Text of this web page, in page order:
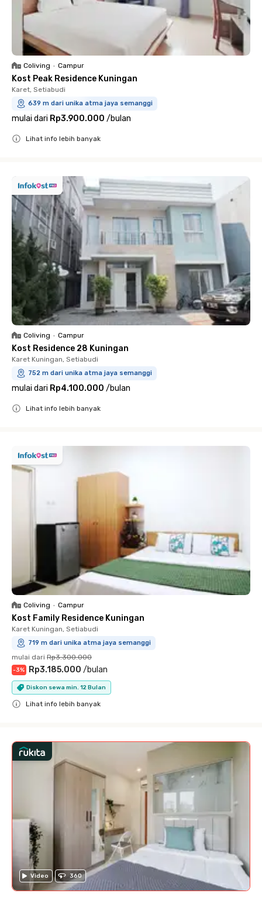
Coliving • Campur
Kost Peak Residence Kuningan
Karet, Setiabudi
639 m dari unika atma jaya semanggi
mulai dari Rp3.900.000 /bulan
Lihat info lebih banyak
Coliving • Campur
Kost Residence 28 Kuningan
Karet Kuningan, Setiabudi
752 m dari unika atma jaya semanggi
mulai dari Rp4.100.000 /bulan
Lihat info lebih banyak
Coliving • Campur
Kost Family Residence Kuningan
Karet Kuningan, Setiabudi
719 m dari unika atma jaya semanggi
mulai dari Rp3.300.000
-3% Rp3.185.000 /bulan
Diskon sewa min. 12 Bulan
Lihat info lebih banyak
Video 360